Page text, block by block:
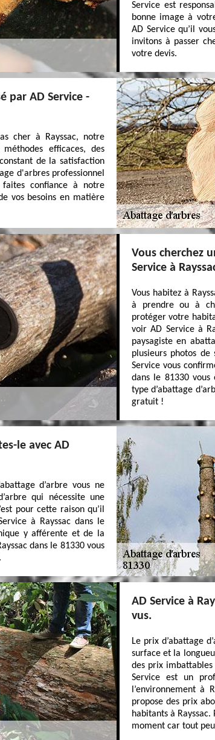
Service est
bonne image à
AD Service qu’il
invitons à passer
votre devis.
par AD Service -
cher à Rayssac, notre
efficaces, des
de la satisfaction
d'arbres professionnel
confiance à notre
vos besoins en matière
Vous cherchez
Service à
Vous habitez à
à prendre ou à
protéger votre
voir AD Service à
paysagiste en
plusieurs photos de
Service vous
dans le 81330 vous
type d’abattage
gratuit !
le avec AD
d’arbre vous ne
qui nécessite une
pour cette raison qu’il
à Rayssac dans le
y afférente et de la
dans le 81330 vous
AD Service à
vus.
Le prix d’abattage
surface et la
des prix imbattables
Service est un
l’environnement à
propose des prix
habitants à Rayssac.
moment car tout